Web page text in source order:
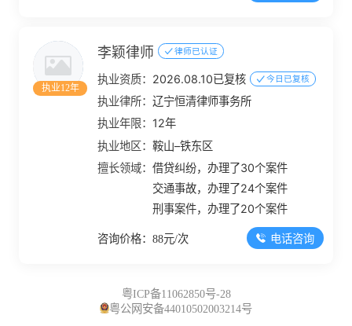
执业12年
李颖律师 律师已认证
执业资质： 2026.08.10已复核 今日已复核
执业律所：辽宁恒清律师事务所
执业年限： 12年
执业地区：鞍山–铁东区
擅长领域：借贷纠纷，办理了30个案件
交通事故，办理了24个案件
刑事案件，办理了20个案件
咨询价格：88元/次 电话咨询
粤ICP备11062850号-28
粤公网安备44010502003214号